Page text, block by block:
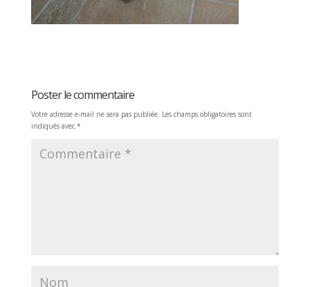
Poster le commentaire
Votre adresse e-mail ne sera pas publiée. Les champs obligatoires sont
indiqués avec *